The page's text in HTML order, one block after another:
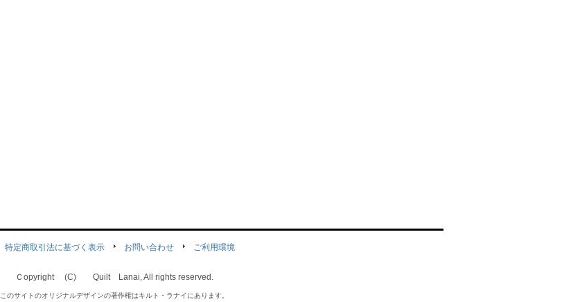
特定商取引法に基づく表示 お問い合わせ ご利用環境
Ｃopyright (C) Quilt Lanai, All rights reserved.
このサイトのオリジナルデザインの著作権はキルト・ラナイにあります。